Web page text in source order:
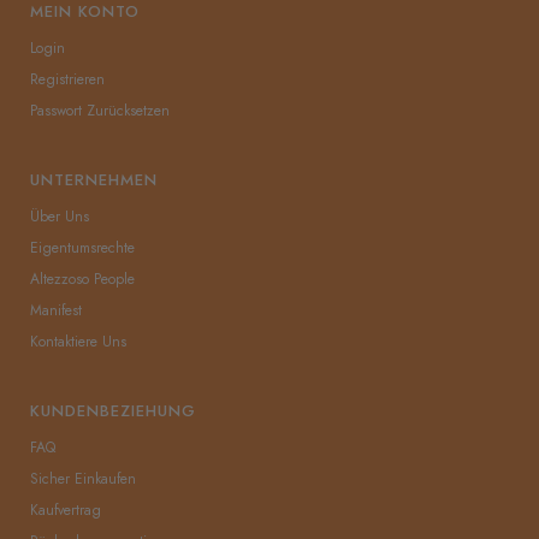
MEIN KONTO
Login
Registrieren
Passwort Zurücksetzen
UNTERNEHMEN
Über Uns
Eigentumsrechte
Altezzoso People
Manifest
Kontaktiere Uns
KUNDENBEZIEHUNG
FAQ
Sicher Einkaufen
Kaufvertrag